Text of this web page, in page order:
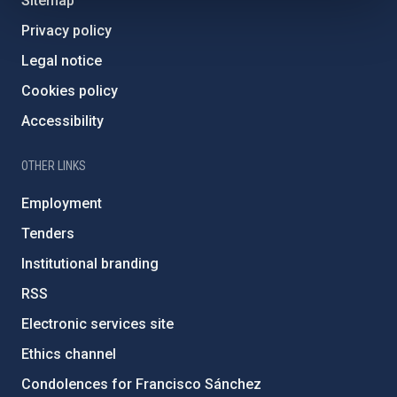
Privacy policy
Legal notice
Cookies policy
Accessibility
OTHER LINKS
Employment
Tenders
Institutional branding
RSS
Electronic services site
Ethics channel
Condolences for Francisco Sánchez